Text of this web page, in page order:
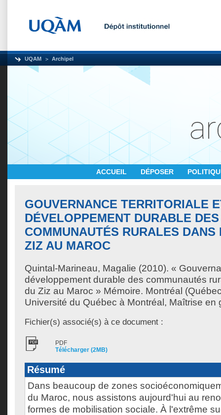
UQAM Archipel
ACCUEIL DÉPOSER
GOUVERNANCE TERRITORIALE
DÉVELOPPEMENT DURABLE DES
COMMUNAUTÉS RURALES
ZIZ AU MAROC
Quintal-Marineau, Magalie (2010). «
développement durable des communautés
du Ziz au Maroc » Mémoire. Montréal
Université du Québec à Montréal, Maîtrise en
Fichier(s) associé(s) à ce document :
PDF
Télécharger (2MB)
Résumé
Dans beaucoup de zones
du Maroc, nous assistons aujourd'hui au
formes de mobilisation sociale. À l'extrême